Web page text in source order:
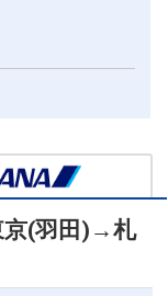
(羽田) →札